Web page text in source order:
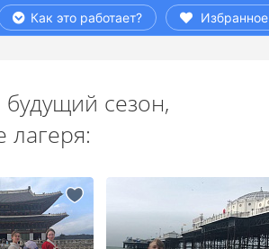
Как это работает? Избранное
сезон,
лагеря: